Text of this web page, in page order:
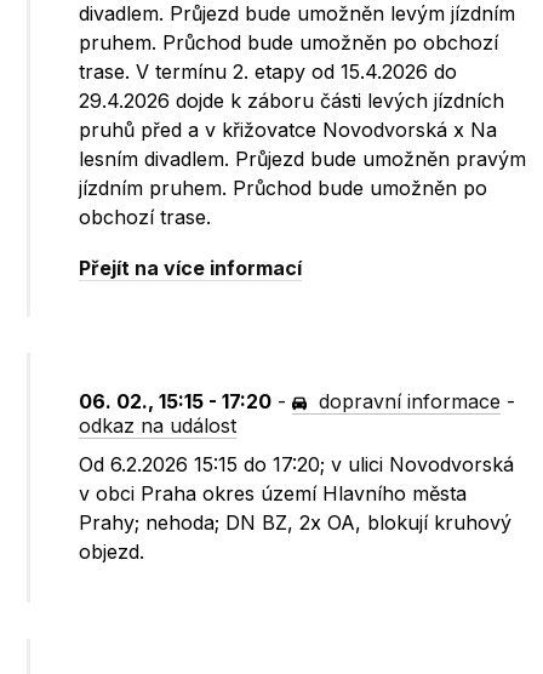
divadlem. Průjezd bude umožněn levým jízdním
pruhem. Průchod bude umožněn po obchozí
trase. V termínu 2. etapy od 15.4.2026 do
29.4.2026 dojde k záboru části levých jízdních
pruhů před a v křižovatce Novodvorská x Na
lesním divadlem. Průjezd bude umožněn pravým
jízdním pruhem. Průchod bude umožněn po
obchozí trase.
Přejít na více informací
06. 02., 15:15 - 17:20 - dopravní informace -
odkaz na událost
Od 6.2.2026 15:15 do 17:20; v ulici Novodvorská
v obci Praha okres území Hlavního města
Prahy; nehoda; DN BZ, 2x OA, blokují kruhový
objezd.